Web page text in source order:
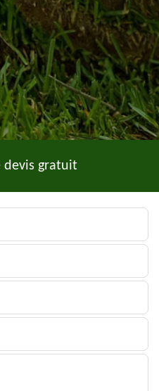
devis gratuit